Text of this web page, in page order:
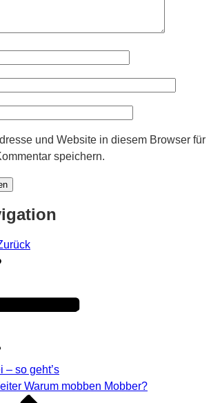
und Website in diesem Browser für
speichern.
– so geht’s
Warum mobben Mobber?